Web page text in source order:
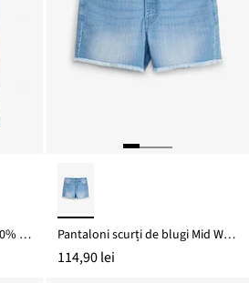
Blugi Wide Leg Mid Waist 100% din bumbac organic Pantaloni scurți de blugi Mid Waist cu bumbac organic
114,90 lei